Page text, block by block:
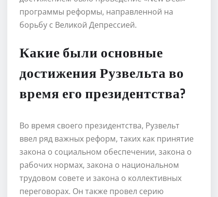
программы реформы, направленной на
борьбу с Великой Депрессией.
Какие были основные
достижения Рузвельта во
время его президентства?
Во время своего президентства, Рузвельт
ввел ряд важных реформ, таких как принятие
закона о социальном обеспечении, закона о
рабочих нормах, закона о национальном
трудовом совете и закона о коллективных
переговорах. Он также провел серию